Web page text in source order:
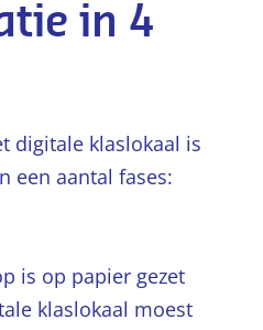
in 4
digitale klaslokaal is
een aantal fases:
is op papier gezet
klaslokaal moest